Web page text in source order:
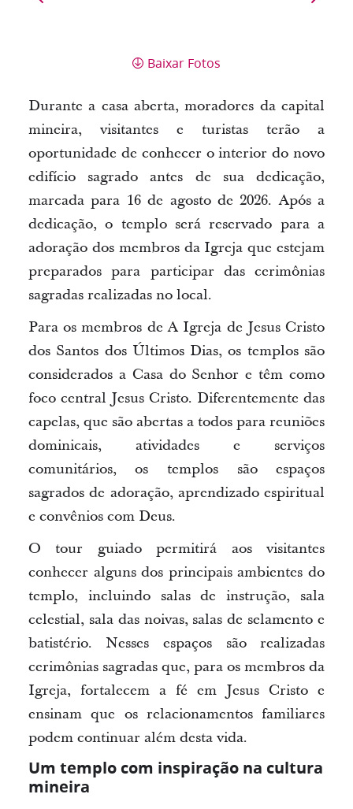
Baixar Fotos
Durante a casa aberta, moradores da capital
mineira, visitantes e turistas terão a
oportunidade de conhecer o interior do novo
edifício sagrado antes de sua dedicação,
marcada para 16 de agosto de 2026. Após a
dedicação, o templo será reservado para a
adoração dos membros da Igreja que estejam
preparados para participar das cerimônias
sagradas realizadas no local.
Para os membros de A Igreja de Jesus Cristo
dos Santos dos Últimos Dias, os templos são
considerados a Casa do Senhor e têm como
foco central Jesus Cristo. Diferentemente das
capelas, que são abertas a todos para reuniões
dominicais, atividades e serviços
comunitários, os templos são espaços
sagrados de adoração, aprendizado espiritual
e convênios com Deus.
O tour guiado permitirá aos visitantes
conhecer alguns dos principais ambientes do
templo, incluindo salas de instrução, sala
celestial, sala das noivas, salas de selamento e
batistério. Nesses espaços são realizadas
cerimônias sagradas que, para os membros da
Igreja, fortalecem a fé em Jesus Cristo e
ensinam que os relacionamentos familiares
podem continuar além desta vida.
Um templo com inspiração na cultura
mineira